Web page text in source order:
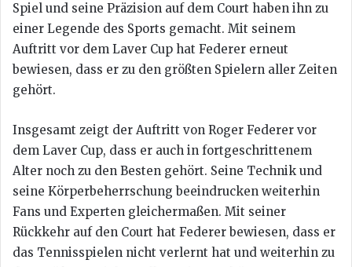
Spiel und seine Präzision auf dem Court haben ihn zu
einer Legende des Sports gemacht. Mit seinem
Auftritt vor dem Laver Cup hat Federer erneut
bewiesen, dass er zu den größten Spielern aller Zeiten
gehört.
Insgesamt zeigt der Auftritt von Roger Federer vor
dem Laver Cup, dass er auch in fortgeschrittenem
Alter noch zu den Besten gehört. Seine Technik und
seine Körperbeherrschung beeindrucken weiterhin
Fans und Experten gleichermaßen. Mit seiner
Rückkehr auf den Court hat Federer bewiesen, dass er
das Tennisspielen nicht verlernt hat und weiterhin zu